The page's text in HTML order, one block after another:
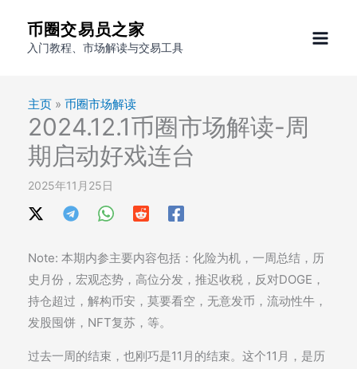
币圈交易员之家
入门教程、市场解读与交易工具
主页 » 币圈市场解读
2024.12.1币圈市场解读-周
期启动好戏连台
2025年11月25日
Note: 本期内参主要内容包括：化险为机，一周总结，历
史月份，宏观态势，高位分发，推迟收税，反对DOGE，
持仓超过，解构币安，莫要看空，无意发币，流动性牛，
发股囤饼，NFT复苏，等。
过去一周的结束，也刚巧是11月的结束。这个11月，是历